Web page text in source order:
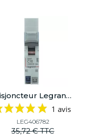
Disjoncteur Legrand 10A - Courbe C
1 avis
LEG406782
35,72 € TTC